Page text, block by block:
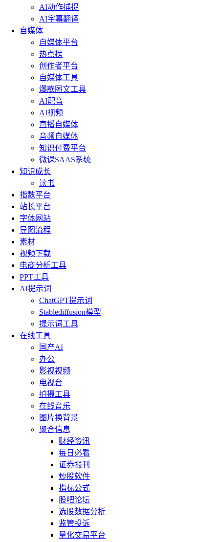
AI动作捕捉
AI字幕翻译
自媒体
自媒体平台
热点榜
创作者平台
自媒体工具
爆款图文工具
AI配音
AI视频
直播自媒体
音频自媒体
知识付费平台
微课SAAS系统
知识成长
读书
指数平台
站长平台
字体网站
导图流程
素材
视频下载
电商分析工具
PPT工具
AI提示词
ChatGPT提示词
Stablediffusion模型
提示词工具
在线工具
国产AI
办公
影视视频
电视台
拍摄工具
在线音乐
图片换背景
聚合信息
财经资讯
每日必看
证券报刊
炒股软件
指标公式
股吧论坛
选股数据分析
监管投诉
量化交易平台